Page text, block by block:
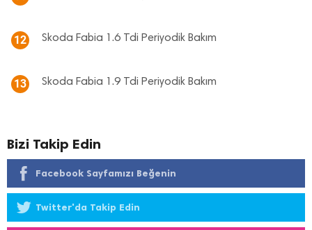
12 Skoda Fabia 1.6 Tdi Periyodik Bakım
13 Skoda Fabia 1.9 Tdi Periyodik Bakım
Bizi Takip Edin
Facebook Sayfamızı Beğenin
Twitter'da Takip Edin